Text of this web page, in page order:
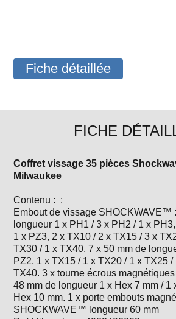
Fiche détaillée
FICHE
Coffret vissage 35 pièces
Milwaukee
Contenu : :
Embout de vissage SHOCKWAVE™
longueur 1 x PH1 / 3 x PH2 / 1 x
1 x PZ3, 2 x TX10 / 2 x TX15 / 3 x
TX30 / 1 x TX40. 7 x 50 mm de
PZ2, 1 x TX15 / 1 x TX20 / 1 x TX25
TX40. 3 x tourne écrous
48 mm de longueur 1 x Hex 7 mm / 1
Hex 10 mm. 1 x porte embouts
SHOCKWAVE™ longueur 60 mm